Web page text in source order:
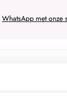
WhatsApp met onze